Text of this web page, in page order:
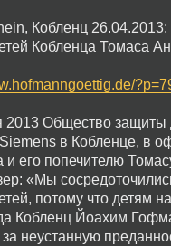
Кобленц
Кобленца Томаса
2013 Общество защиты
в Кобленце, в
его попечителю
«Мы
потому что детям
Кобленц Йоахим
неустанную